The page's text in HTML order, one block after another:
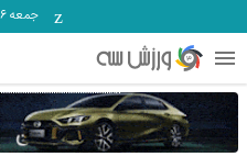
جمعه ۱۶ مرداد